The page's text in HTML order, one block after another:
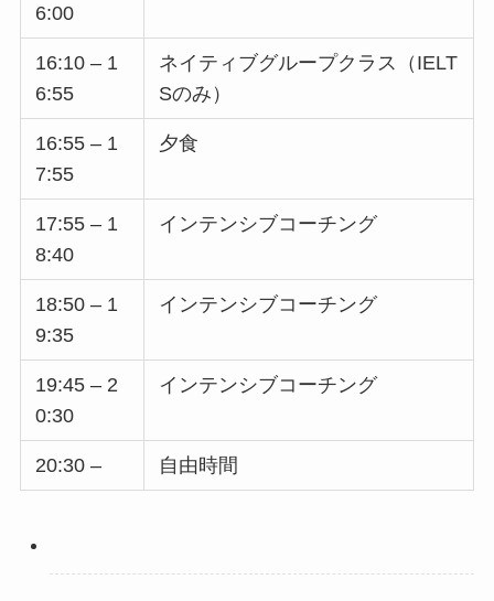
6:00
16:10 – 1
6:55
ネイティブグループクラス（IELT
Sのみ）
16:55 – 1
7:55
夕食
17:55 – 1
8:40
インテンシブコーチング
18:50 – 1
9:35
インテンシブコーチング
19:45 – 2
0:30
インテンシブコーチング
20:30 – 自由時間